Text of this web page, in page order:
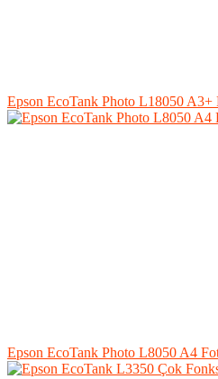
Epson EcoTank Photo L18050 A3+
Epson EcoTank Photo L8050 A4